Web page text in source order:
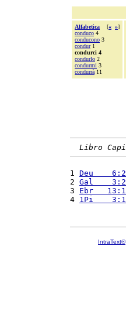
Alfabetica [« »]
conduco 4
conducono 3
condur1
condurci 4
condurlo 2
condurmi 3
condurrà 11
Libro
1 Deu
2 Gal
3 Ebr
4 1Pi
IntraText®